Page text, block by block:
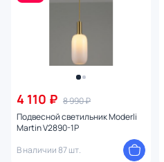
4 110 ₽ 8 990 ₽
Подвесной светильник Moderli
Martin V2890-1P
В наличии 87 шт.